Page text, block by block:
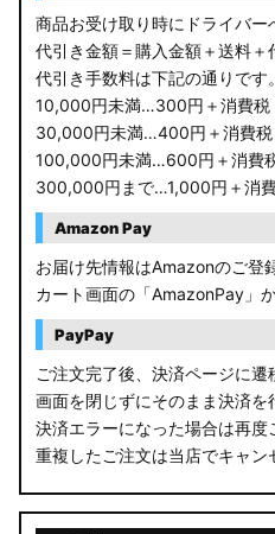
B21A デイズルークス
E13 ノート
E12 ノート
B44A/B45A B47A/B48A ルークス
JF3/4 N-BOX カスタム
JH3/4 N-WGN
JH1/2 N-WGN
RT5/6 RW1/2 CR-V
RV5/6 RV3/4 ヴェゼル
RU3/4 ヴェゼル
商品お受け取り時にドライバー
代引き金額＝購入金額＋送料＋
代引き手数料は下記の通りです。
10,000円未満…300円＋消費税
30,000円未満…400円＋消費税
100,000円未満…600円＋消費
300,000円まで…1,000円＋消
Amazon Pay
お届け先情報はAmazonのご登
カート画面の「AmazonPay」
PayPay
ご注文完了後、決済ページに遷
画面を閉じずにそのまま決済を
決済エラーになった場合は再度
重複したご注文は当店でキャン